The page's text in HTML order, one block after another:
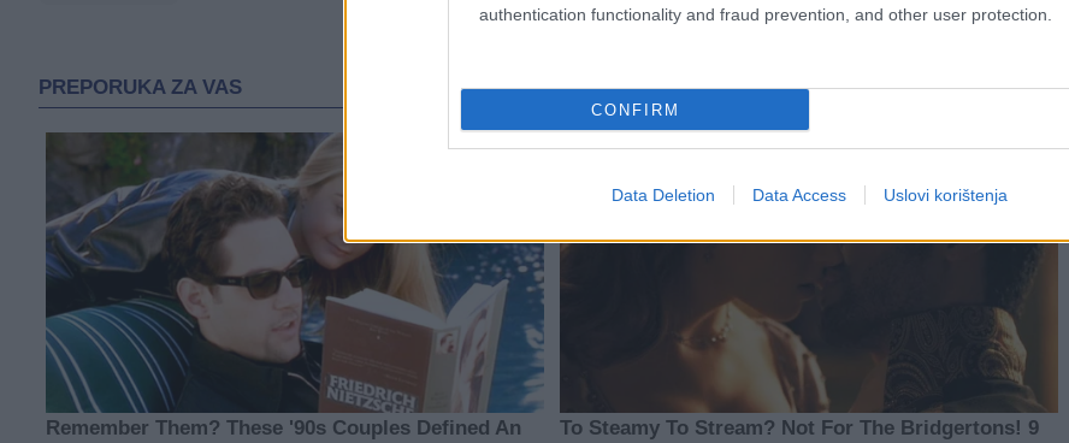
authentication functionality and fraud prevention, and other user protection.
CONFIRM
Data Deletion Data Access Uslovi korištenja